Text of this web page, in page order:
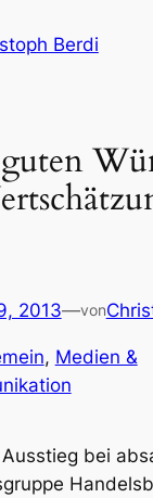
Berdi
2013—von
, Medien &
bei